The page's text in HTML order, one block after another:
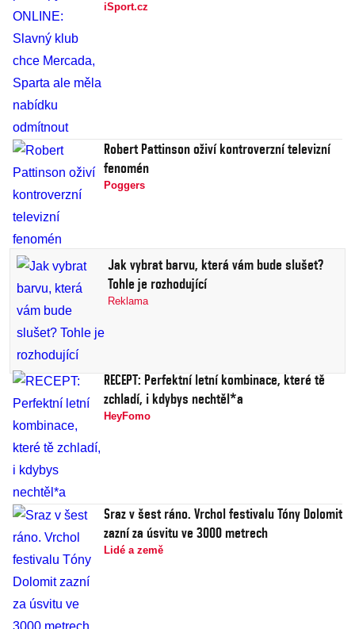
iSport.cz
Robert Pattinson oživí kontroverzní televizní
fenomén
Poggers
Jak vybrat barvu, která vám bude slušet?
Tohle je rozhodující
Reklama
RECEPT: Perfektní letní kombinace, které tě
zchladí, i kdybys nechtěl*a
HeyFomo
Sraz v šest ráno. Vrchol festivalu Tóny Dolomit
zazní za úsvitu ve 3000 metrech
Lidé a země